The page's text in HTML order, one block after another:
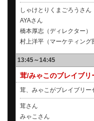
しゃけとりくまごろうさん
AYAさん
橋本厚志（ディレクター）
村上洋平（マーケティング
13:45～14:45
茸/みゃこのブレイブ
茸、みゃこがブレイブリー
茸さん
みゃこさん